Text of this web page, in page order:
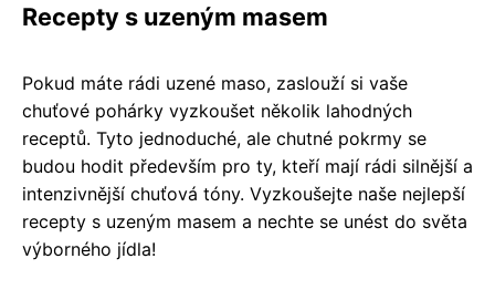
Recepty s uzeným masem
Pokud máte rádi uzené maso, zaslouží si vaše
chuťové pohárky vyzkoušet několik lahodných
receptů. Tyto jednoduché, ale chutné pokrmy se
budou hodit především pro ty, kteří mají rádi silnější a
intenzivnější chuťová tóny. Vyzkoušejte naše nejlepší
recepty s uzeným masem a nechte se unést do světa
výborného jídla!